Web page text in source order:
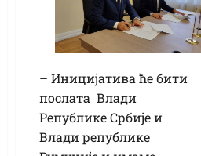
– Иницијатива ће бити
послата Влади
Републике Србије и
Влади републике